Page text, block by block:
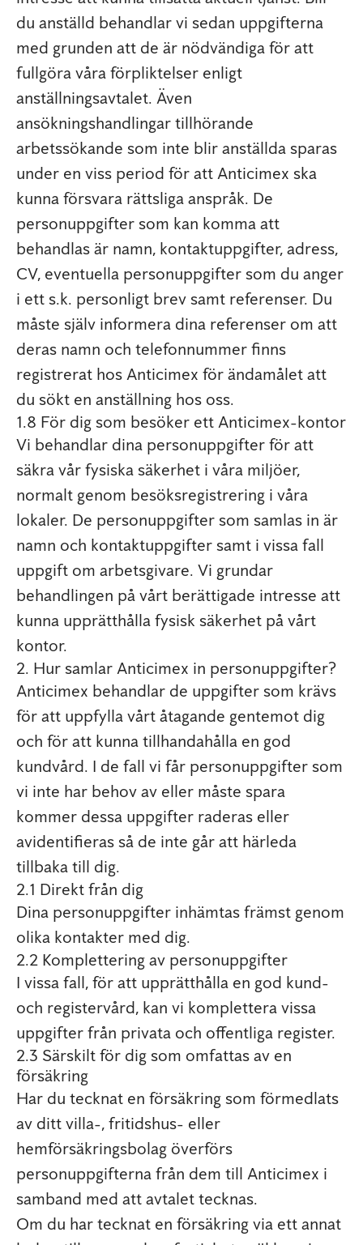
du anställd behandlar vi sedan uppgifterna
med grunden att de är nödvändiga för att
fullgöra våra förpliktelser enligt
anställningsavtalet. Även
ansökningshandlingar tillhörande
arbetssökande som inte blir anställda sparas
under en viss period för att Anticimex ska
kunna försvara rättsliga anspråk. De
personuppgifter som kan komma att
behandlas är namn, kontaktuppgifter, adress,
CV, eventuella personuppgifter som du anger
i ett s.k. personligt brev samt referenser. Du
måste själv informera dina referenser om att
deras namn och telefonnummer finns
registrerat hos Anticimex för ändamålet att
du sökt en anställning hos oss.
1.8 För dig som besöker ett Anticimex-kontor
Vi behandlar dina personuppgifter för att
säkra vår fysiska säkerhet i våra miljöer,
normalt genom besöksregistrering i våra
lokaler. De personuppgifter som samlas in är
namn och kontaktuppgifter samt i vissa fall
uppgift om arbetsgivare. Vi grundar
behandlingen på vårt berättigade intresse att
kunna upprätthålla fysisk säkerhet på vårt
kontor.
2. Hur samlar Anticimex in personuppgifter?
Anticimex behandlar de uppgifter som krävs
för att uppfylla vårt åtagande gentemot dig
och för att kunna tillhandahålla en god
kundvård. I de fall vi får personuppgifter som
vi inte har behov av eller måste spara
kommer dessa uppgifter raderas eller
avidentifieras så de inte går att härleda
tillbaka till dig.
2.1 Direkt från dig
Dina personuppgifter inhämtas främst genom
olika kontakter med dig.
2.2 Komplettering av personuppgifter
I vissa fall, för att upprätthålla en god kund-
och registervård, kan vi komplettera vissa
uppgifter från privata och offentliga register.
2.3 Särskilt för dig som omfattas av en
försäkring
Har du tecknat en försäkring som förmedlats
av ditt villa-, fritidshus- eller
hemförsäkringsbolag överförs
personuppgifterna från dem till Anticimex i
samband med att avtalet tecknas.
Om du har tecknat en försäkring via ett annat